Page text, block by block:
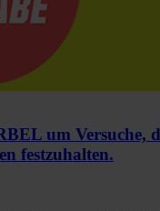
um Versuche,
festzuhalten.